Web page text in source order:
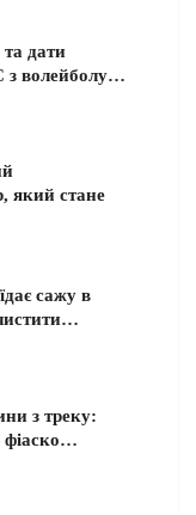
та дати
з волейболу…
який стане
сажу в
з треку:
фіаско…